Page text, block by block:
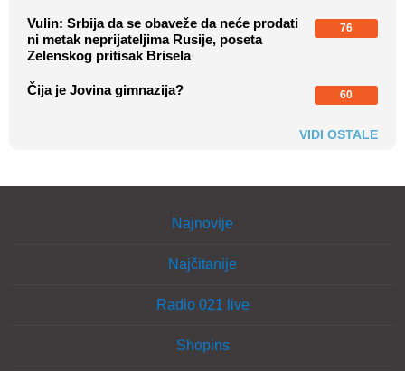
Vulin: Srbija da se obaveže da neće prodati
ni metak neprijateljima Rusije, poseta
Zelenskog pritisak Brisela
76
Čija je Jovina gimnazija? 60
VIDI OSTALE
Najnovije
Najčitanije
Radio 021 live
Shopins